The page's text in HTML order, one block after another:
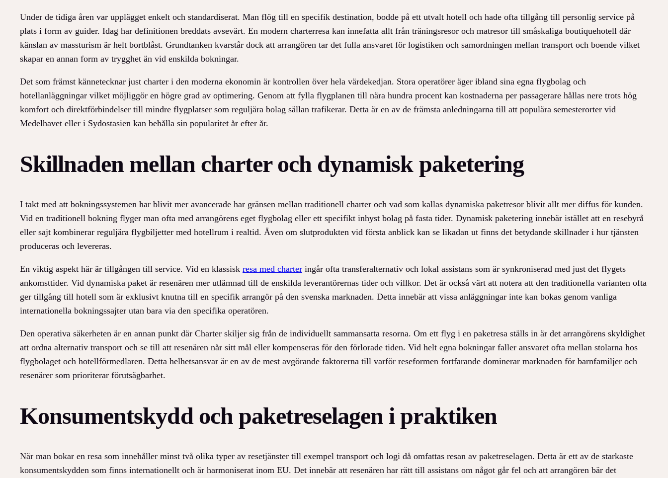
Under de tidiga åren var upplägget enkelt och standardiserat. Man flög till en specifik destination, bodde på ett utvalt hotell och hade ofta tillgång till personlig service på
plats i form av guider. Idag har definitionen breddats avsevärt. En modern charterresa kan innefatta allt från träningsresor och matresor till småskaliga boutiquehotell där
känslan av massturism är helt bortblåst. Grundtanken kvarstår dock att arrangören tar det fulla ansvaret för logistiken och samordningen mellan transport och boende vilket
skapar en annan form av trygghet än vid enskilda bokningar.
Det som främst kännetecknar just charter i den moderna ekonomin är kontrollen över hela värdekedjan. Stora operatörer äger ibland sina egna flygbolag och
hotellanläggningar vilket möjliggör en högre grad av optimering. Genom att fylla flygplanen till nära hundra procent kan kostnaderna per passagerare hållas nere trots hög
komfort och direktförbindelser till mindre flygplatser som reguljära bolag sällan trafikerar. Detta är en av de främsta anledningarna till att populära semesterorter vid
Medelhavet eller i Sydostasien kan behålla sin popularitet år efter år.
Skillnaden mellan charter och dynamisk paketering
I takt med att bokningssystemen har blivit mer avancerade har gränsen mellan traditionell charter och vad som kallas dynamiska paketresor blivit allt mer diffus för kunden.
Vid en traditionell bokning flyger man ofta med arrangörens eget flygbolag eller ett specifikt inhyst bolag på fasta tider. Dynamisk paketering innebär istället att en resebyrå
eller sajt kombinerar reguljära flygbiljetter med hotellrum i realtid. Även om slutprodukten vid första anblick kan se likadan ut finns det betydande skillnader i hur tjänsten
produceras och levereras.
En viktig aspekt här är tillgången till service. Vid en klassisk resa med charter ingår ofta transferalternativ och lokal assistans som är synkroniserad med just det flygets
ankomsttider. Vid dynamiska paket är resenären mer utlämnad till de enskilda leverantörernas tider och villkor. Det är också värt att notera att den traditionella varianten ofta
ger tillgång till hotell som är exklusivt knutna till en specifik arrangör på den svenska marknaden. Detta innebär att vissa anläggningar inte kan bokas genom vanliga
internationella bokningssajter utan bara via den specifika operatören.
Den operativa säkerheten är en annan punkt där Charter skiljer sig från de individuellt sammansatta resorna. Om ett flyg i en paketresa ställs in är det arrangörens skyldighet
att ordna alternativ transport och se till att resenären når sitt mål eller kompenseras för den förlorade tiden. Vid helt egna bokningar faller ansvaret ofta mellan stolarna hos
flygbolaget och hotellförmedlaren. Detta helhetsansvar är en av de mest avgörande faktorerna till varför reseformen fortfarande dominerar marknaden för barnfamiljer och
resenärer som prioriterar förutsägbarhet.
Konsumentskydd och paketreselagen i praktiken
När man bokar en resa som innehåller minst två olika typer av resetjänster till exempel transport och logi då omfattas resan av paketreselagen. Detta är ett av de starkaste
konsumentskydden som finns internationellt och är harmoniserat inom EU. Det innebär att resenären har rätt till assistans om något går fel och att arrangören bär det